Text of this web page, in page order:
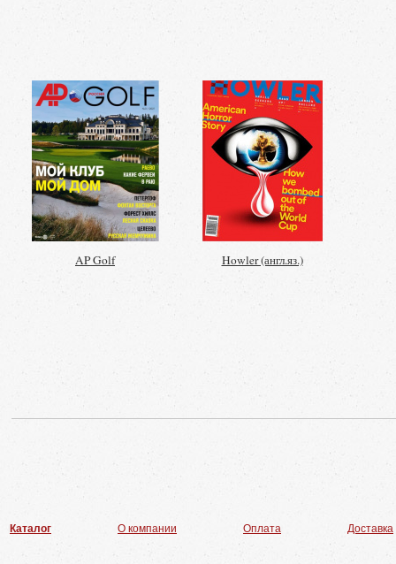
AP Golf Howler (англ.яз.)
Каталог О компании Оплата Доставка